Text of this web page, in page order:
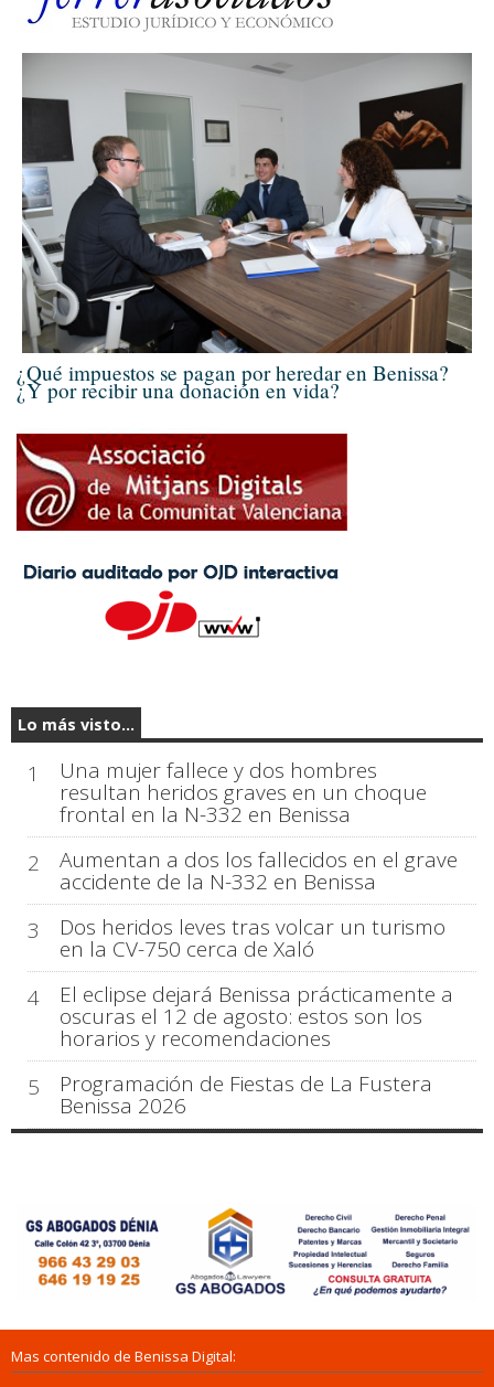
¿Qué impuestos se pagan por heredar en Benissa?
¿Y por recibir una donación en vida?
Lo más visto...
1 Una mujer fallece y dos hombres
resultan heridos graves en un choque
frontal en la N-332 en Benissa
2
Aumentan a dos los fallecidos en el grave
accidente de la N-332 en Benissa
3
Dos heridos leves tras volcar un turismo
en la CV-750 cerca de Xaló
4
El eclipse dejará Benissa prácticamente a
oscuras el 12 de agosto: estos son los
horarios y recomendaciones
5
Programación de Fiestas de La Fustera
Benissa 2026
Mas contenido de Benissa Digital: